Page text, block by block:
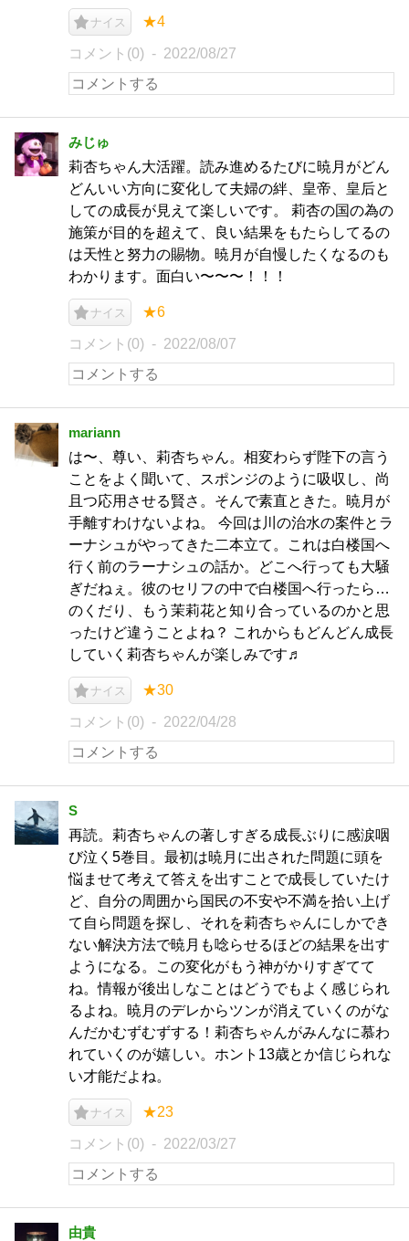
ナイス ★4
コメント(0) 2022/08/27
みじゅ
莉杏ちゃん大活躍。読み進めるたびに暁月がどん
どんいい方向に変化して夫婦の絆、皇帝、皇后と
しての成長が見えて楽しいです。 莉杏の国の為の
施策が目的を超えて、良い結果をもたらしてるの
は天性と努力の賜物。暁月が自慢したくなるのも
わかります。面白い〜〜〜！！！
ナイス ★6
コメント(0) 2022/08/07
mariann
は〜、尊い、莉杏ちゃん。相変わらず陛下の言う
ことをよく聞いて、スポンジのように吸収し、尚
且つ応用させる賢さ。そんで素直ときた。暁月が
手離すわけないよね。 今回は川の治水の案件とラ
ーナシュがやってきた二本立て。これは白楼国へ
行く前のラーナシュの話か。どこへ行っても大騒
ぎだねぇ。彼のセリフの中で白楼国へ行ったら…
のくだり、もう茉莉花と知り合っているのかと思
ったけど違うことよね？ これからもどんどん成長
していく莉杏ちゃんが楽しみです♬
ナイス ★30
コメント(0) 2022/04/28
S
再読。莉杏ちゃんの著しすぎる成長ぶりに感涙咽
び泣く5巻目。最初は暁月に出された問題に頭を
悩ませて考えて答えを出すことで成長していたけ
ど、自分の周囲から国民の不安や不満を拾い上げ
て自ら問題を探し、それを莉杏ちゃんにしかでき
ない解決方法で暁月も唸らせるほどの結果を出す
ようになる。この変化がもう神がかりすぎてて
ね。情報が後出しなことはどうでもよく感じられ
るよね。暁月のデレからツンが消えていくのがな
んだかむずむずする！莉杏ちゃんがみんなに慕わ
れていくのが嬉しい。ホント13歳とか信じられな
い才能だよね。
ナイス ★23
コメント(0) 2022/03/27
由貴